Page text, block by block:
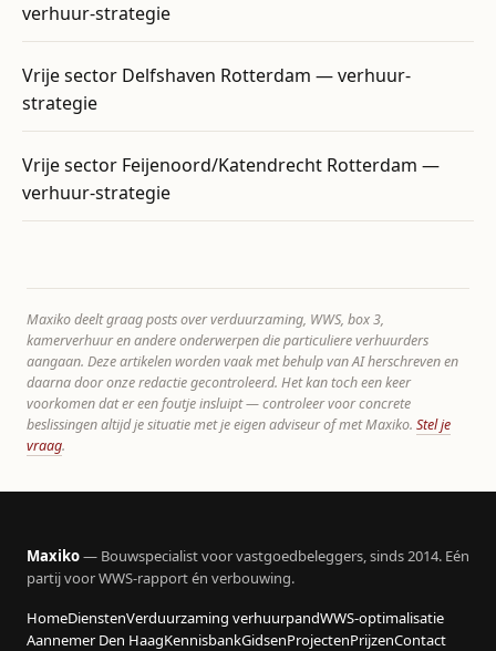
verhuur-strategie
Vrije sector Delfshaven Rotterdam — verhuur-
strategie
Vrije sector Feijenoord/Katendrecht Rotterdam —
verhuur-strategie
Maxiko deelt graag posts over verduurzaming, WWS, box 3,
kamerverhuur en andere onderwerpen die particuliere verhuurders
aangaan. Deze artikelen worden vaak met behulp van AI herschreven en
daarna door onze redactie gecontroleerd. Het kan toch een keer
voorkomen dat er een foutje insluipt — controleer voor concrete
beslissingen altijd je situatie met je eigen adviseur of met Maxiko. Stel je
vraag.
Maxiko— Bouwspecialist voor vastgoedbeleggers, sinds 2014. Eén
partij voor WWS-rapport én verbouwing.
HomeDienstenVerduurzaming verhuurpandWWS-optimalisatie
Aannemer Den HaagKennisbankGidsenProjectenPrijzenContact